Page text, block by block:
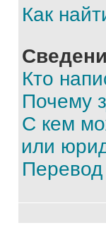
Как
Кто
Почему
С кем
или
Перевод